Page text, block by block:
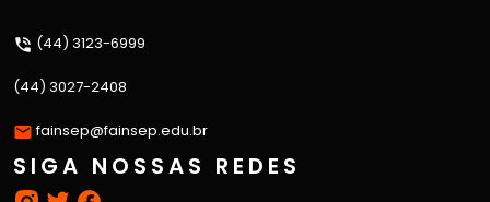
(44) 3123-6999
(44) 3027-2408
fainsep@fainsep.edu.br
SIGA NOSSAS REDES